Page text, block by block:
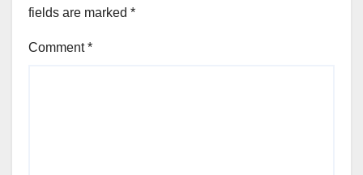
fields are marked *
Comment*